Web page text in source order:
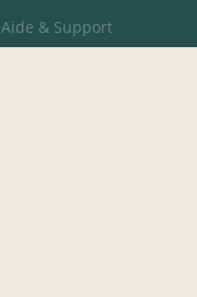
Aide & Support